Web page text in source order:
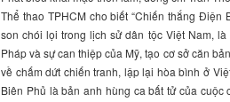
Thể thao TPHCM cho biết “Chiến thắng
son chói lọi trong lịch sử dân tộc Việt Nam,
Pháp và sự can thiệp của Mỹ, tạo cơ sở căn
về chấm dứt chiến tranh, lập lại hòa bình ở
Biên Phủ là bản anh hùng ca bất tử của